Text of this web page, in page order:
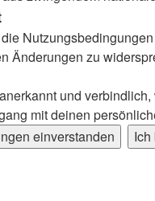
Änderungen zu
und
mit deinen